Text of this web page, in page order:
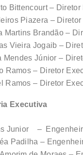
Bittencourt –
Piazera –
Martins Brandão –
Vieira Jogaib –
Mendes Júnior –
Ramos – Diretor
Ramos – Diretor
Executiva
Junior –
Padilha –